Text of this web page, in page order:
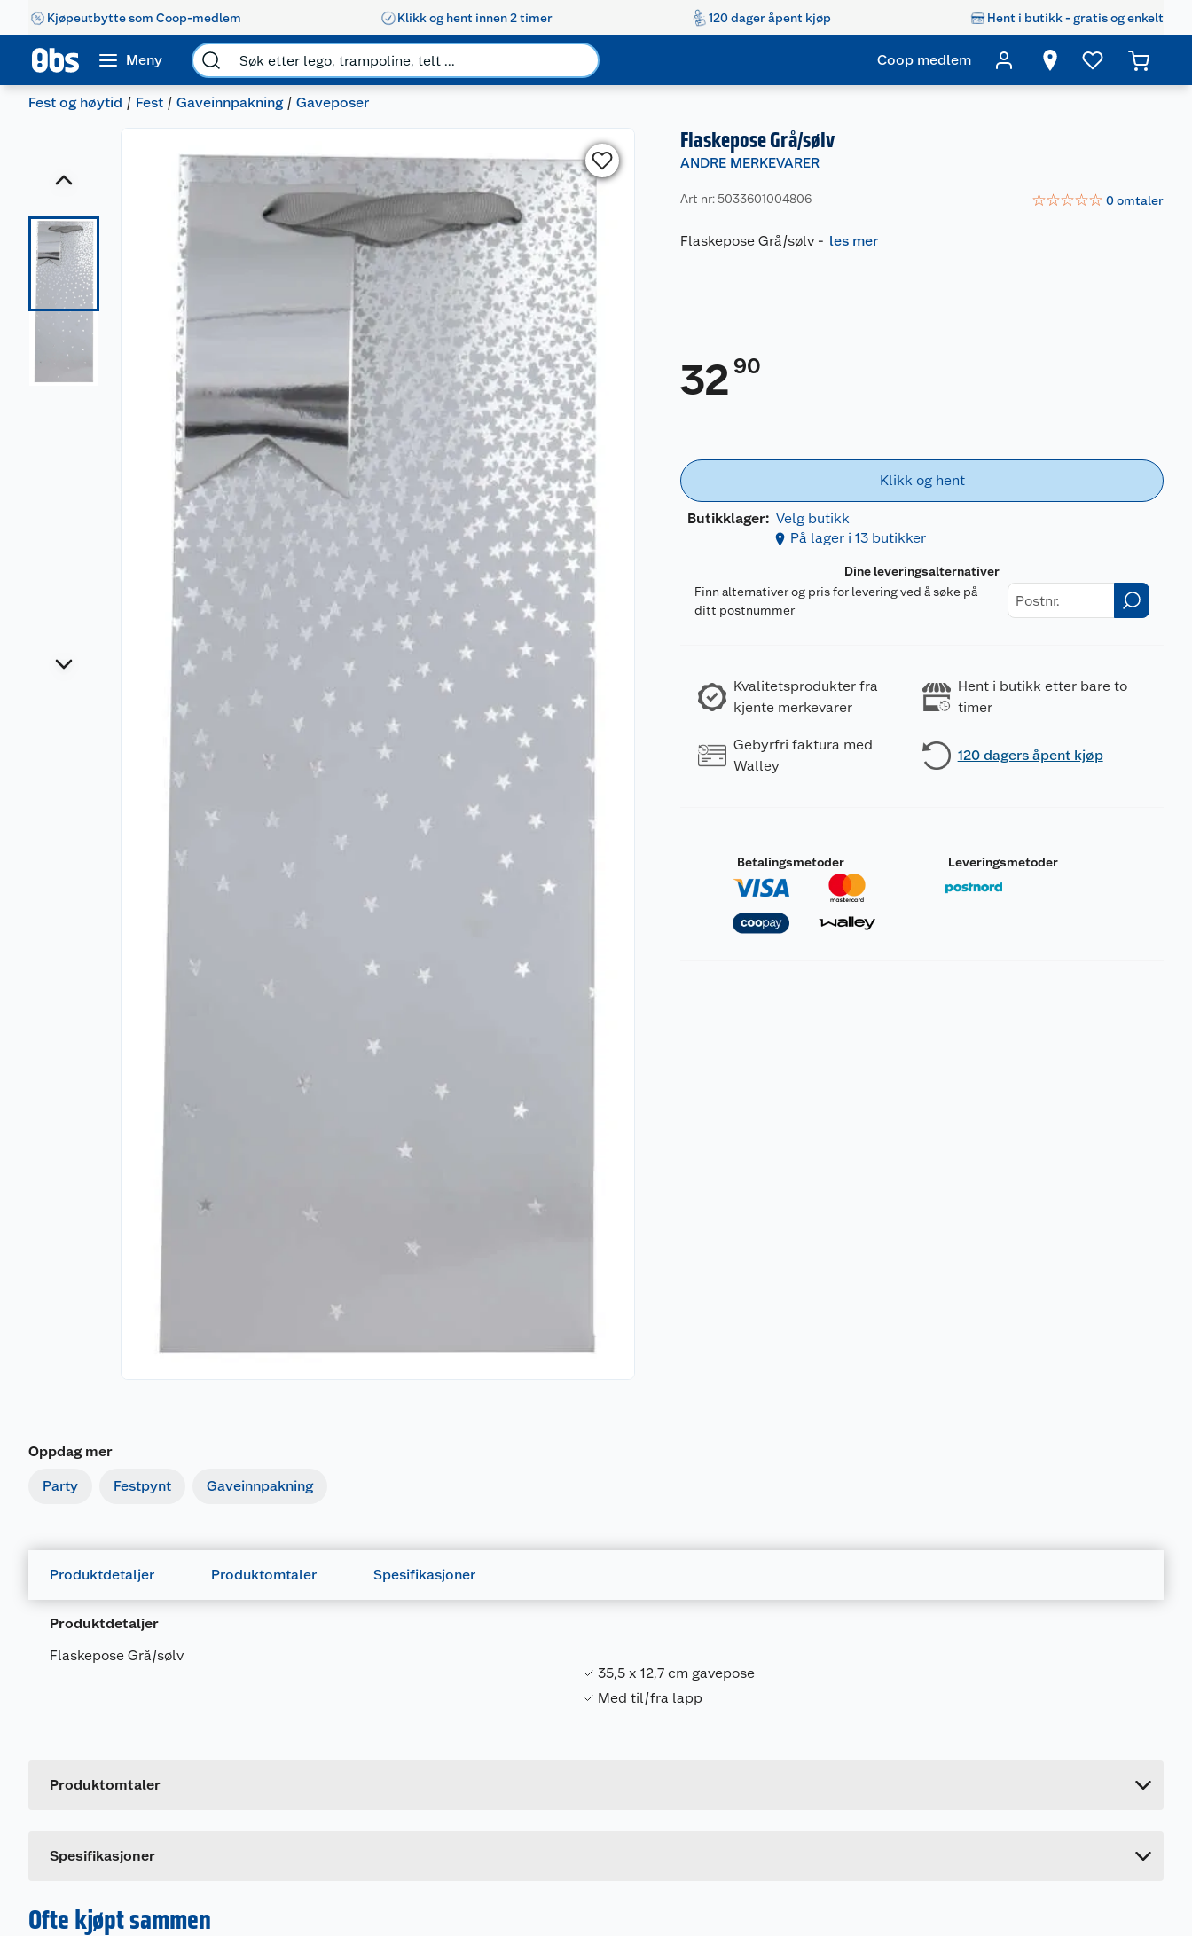
Kjøpeutbytte som Coop-medlem Klikk og hent innen 2 timer 120 dager åpent kjøp Hent i butikk - gratis og enkelt
Meny Coop medlem
Fest og høytid Fest Gaveinnpakning Gaveposer
Oppdag mer
Party Festpynt Gaveinnpakning
Flaskepose Grå/sølv
ANDRE MERKEVARER
Art nr: 5033601004806 ☆☆☆☆☆ 0omtaler
Flaskepose Grå/sølv - les mer
32 90
Klikk og hent
Butikklager: Velg butikk
På lager i 13 butikker
Dine leveringsalternativer
Finn alternativer og pris for levering ved å søke på
ditt postnummer
Kvalitetsprodukter fra
kjente merkevarer
Hent i butikk etter bare to
timer
Gebyrfri faktura med
Walley
120 dagers åpent kjøp
Betalingsmetoder Leveringsmetoder
Produktdetaljer Produktomtaler Spesifikasjoner
Produktdetaljer
Flaskepose Grå/sølv
35,5 x 12,7 cm gavepose
Med til/fra lapp
Produktomtaler
Spesifikasjoner
Leverandørens artikkelnummer
Ofte kjøpt sammen